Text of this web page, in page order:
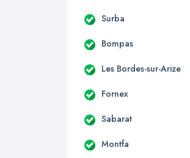
Surba
Bompas
Les Bordes-sur-Arize
Fornex
Sabarat
Montfa